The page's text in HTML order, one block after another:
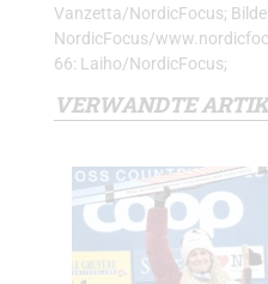
Vanzetta/NordicFocus;
NordicFocus/
66: Laiho/NordicFocus;
VERWANDTE